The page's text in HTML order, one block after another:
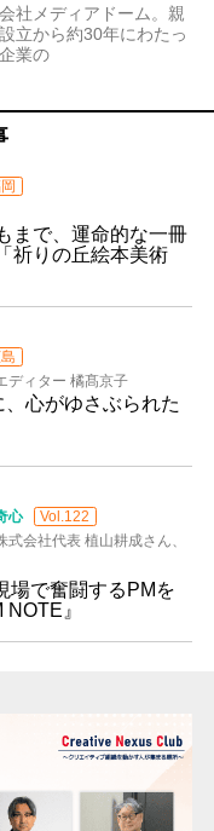
社メディアドーム。親
立から約30年にわたっ
業の
まで、運命的な一冊
祈りの丘絵本美術
ディター 橘髙京子
、心がゆさぶられた
心
Vol.122
式会社代表 植山耕成さん、
場で奮闘するPMを
』